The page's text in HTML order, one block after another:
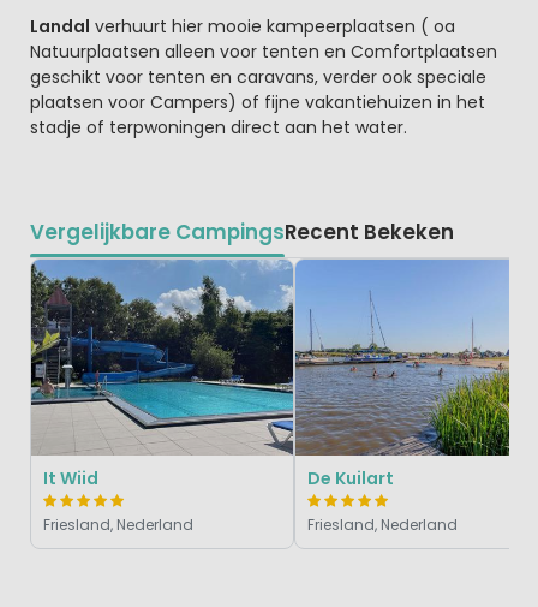
Landal verhuurt hier mooie kampeerplaatsen ( oa
Natuurplaatsen alleen voor tenten en Comfortplaatsen
geschikt voor tenten en caravans, verder ook speciale
plaatsen voor Campers) of fijne vakantiehuizen in het
stadje of terpwoningen direct aan het water.
Vergelijkbare CampingsRecent Bekeken
It Wiid
Friesland, Nederland
De Kuilart
Friesland, Nederland